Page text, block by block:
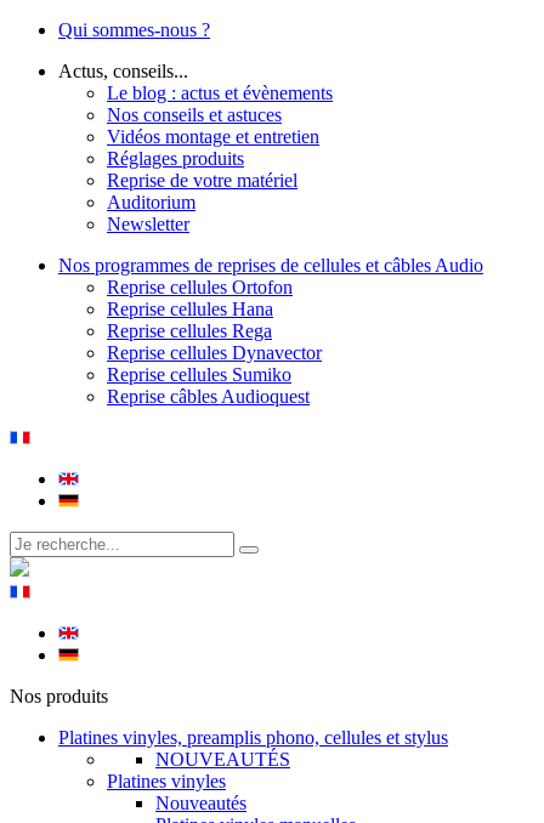
Qui sommes-nous ?
Actus, conseils...
Le blog : actus et évènements
Nos conseils et astuces
Vidéos montage et entretien
Réglages produits
Reprise de votre matériel
Auditorium
Newsletter
Nos programmes de reprises de cellules et câbles Audio
Reprise cellules Ortofon
Reprise cellules Hana
Reprise cellules Rega
Reprise cellules Dynavector
Reprise cellules Sumiko
Reprise câbles Audioquest
Nos produits
Platines vinyles, preamplis phono, cellules et stylus
NOUVEAUTÉS
Platines vinyles
Nouveautés